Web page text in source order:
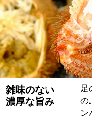
雑味のない
濃厚な旨み
足
の
ン